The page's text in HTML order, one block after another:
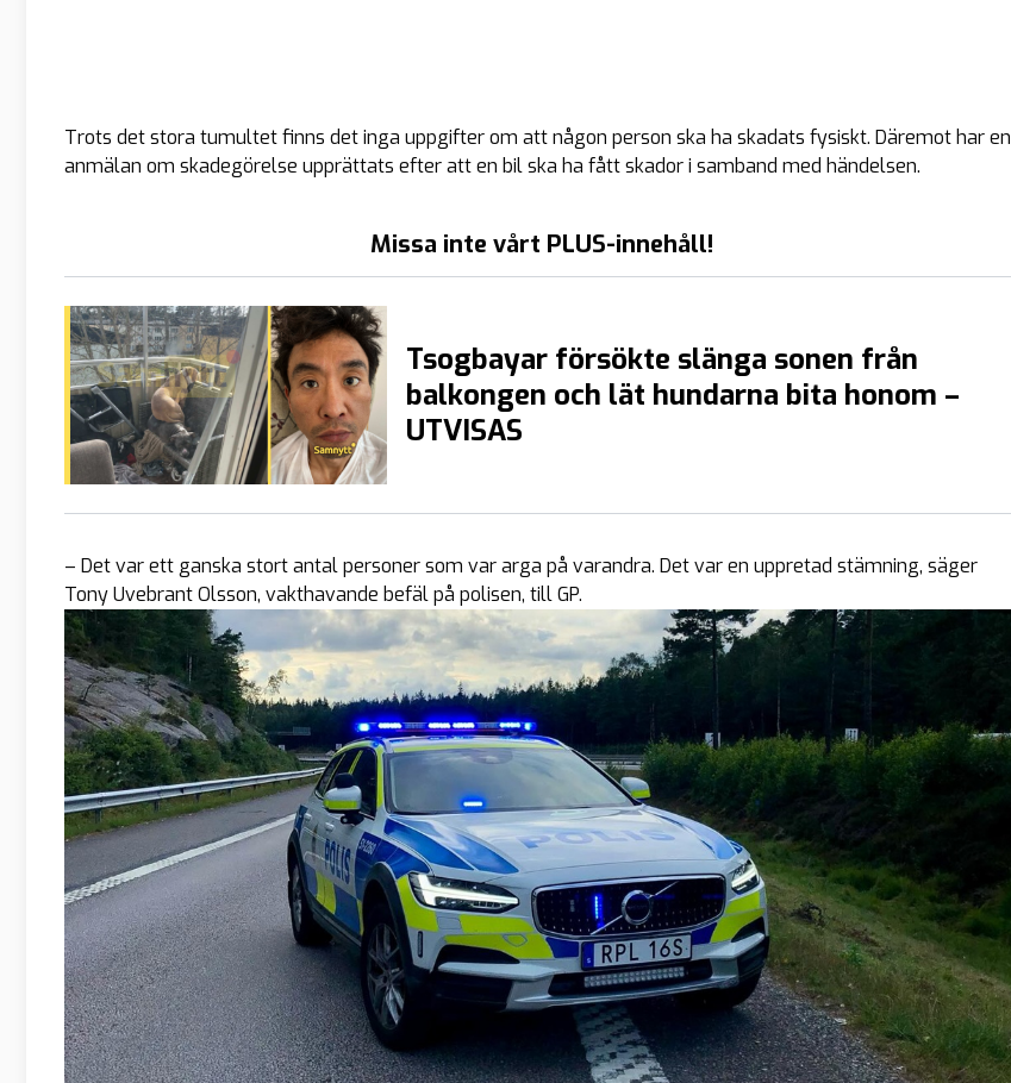
Trots det stora tumultet finns det inga uppgifter om att någon person ska ha skadats fysiskt. Däremot har en
anmälan om skadegörelse upprättats efter att en bil ska ha fått skador i samband med händelsen.
Missa inte vårt PLUS-innehåll!
Tsogbayar försökte slänga sonen från
balkongen och lät hundarna bita honom –
UTVISAS
– Det var ett ganska stort antal personer som var arga på varandra. Det var en uppretad stämning, säger
Tony Uvebrant Olsson, vakthavande befäl på polisen, till GP.